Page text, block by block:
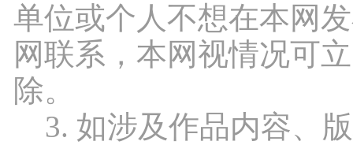
单位或个人不想在本网
网联系，本网视情况可
除。
3. 如涉及作品内容、